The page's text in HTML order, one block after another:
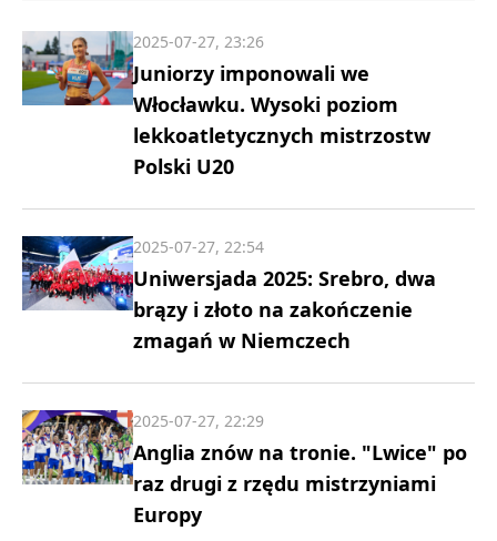
Juniorzy imponowali we
Włocławku. Wysoki poziom
lekkoatletycznych mistrzostw
Polski U20
2025-07-27, 23:26
Uniwersjada 2025: Srebro, dwa
brązy i złoto na zakończenie
zmagań w Niemczech
2025-07-27, 22:54
Anglia znów na tronie. "Lwice" po
raz drugi z rzędu mistrzyniami
Europy
2025-07-27, 22:29